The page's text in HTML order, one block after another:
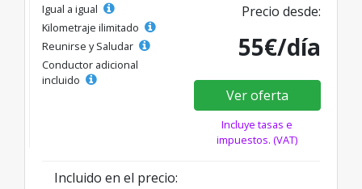
Igual a igual
Kilometraje ilimitado
Reunirse y Saludar
Conductor adicional
incluido
Precio desde:
55€/día
Ver oferta
Incluye tasas e
impuestos. (VAT)
Incluido en el precio: